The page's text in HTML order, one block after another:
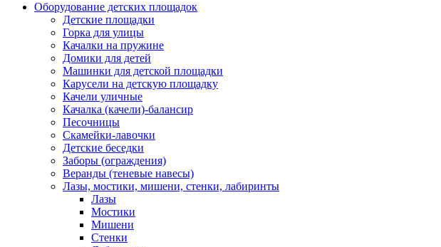
Оборудование детских площадок
Детские площадки
Горка для улицы
Качалки на пружине
Домики для детей
Машинки для детской площадки
Карусели на детскую площадку
Качели уличные
Качалка (качели)-балансир
Песочницы
Скамейки-лавочки
Детские беседки
Заборы (ограждения)
Веранды (теневые навесы)
Лазы, мостики, мишени, стенки, лабиринты
Лазы
Мостики
Мишени
Стенки